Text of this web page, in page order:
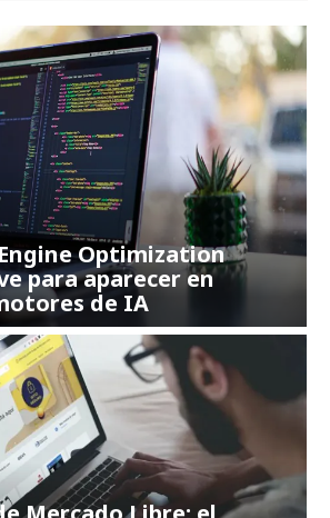
Optimization
para aparecer en
de IA